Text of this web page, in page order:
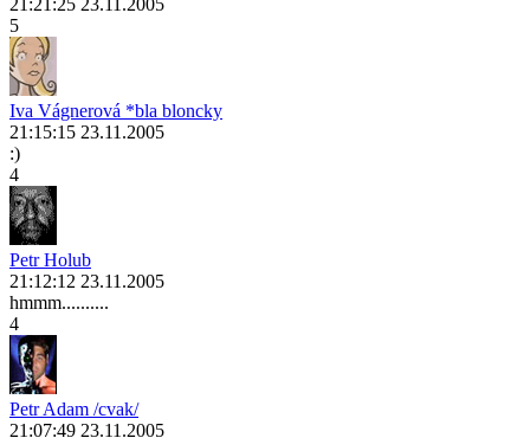
21:21:25 23.11.2005
5
Iva Vágnerová *bla bloncky
21:15:15 23.11.2005
:)
4
Petr Holub
21:12:12 23.11.2005
hmmm..........
4
Petr Adam /cvak/
21:07:49 23.11.2005